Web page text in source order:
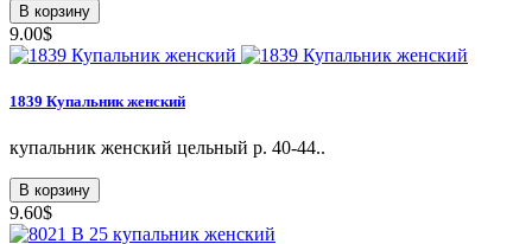
В корзину
9.00$
1839 Купальник женский
купальник женский цельный р. 40-44..
В корзину
9.60$